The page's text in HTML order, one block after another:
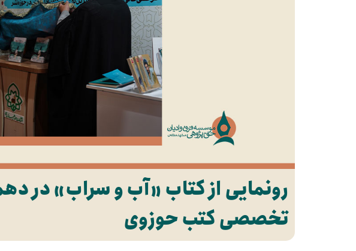
رونمایی از کتاب «آب و سراب» در
تخصصی کتب حوزوی